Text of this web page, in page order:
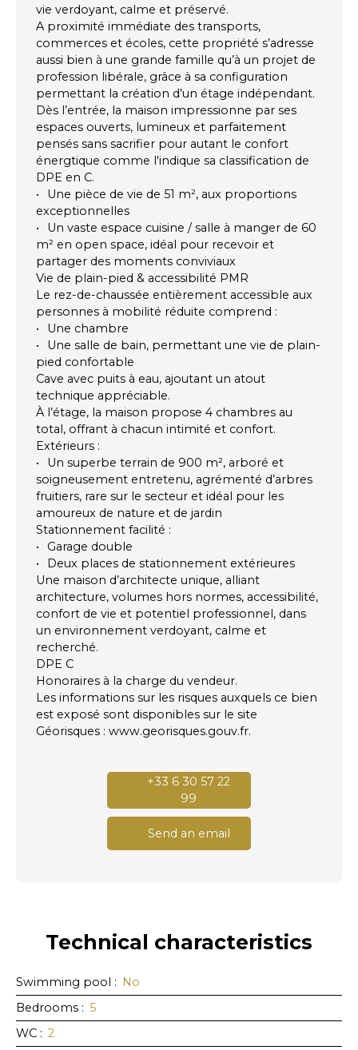
vie verdoyant, calme et préservé.
A proximité immédiate des transports,
commerces et écoles, cette propriété s’adresse
aussi bien à une grande famille qu’à un projet de
profession libérale, grâce à sa configuration
permettant la création d’un étage indépendant.
Dès l’entrée, la maison impressionne par ses
espaces ouverts, lumineux et parfaitement
pensés sans sacrifier pour autant le confort
énergtique comme l'indique sa classification de
DPE en C.
Une pièce de vie de 51 m², aux proportions
exceptionnelles
Un vaste espace cuisine / salle à manger de 60
m² en open space, idéal pour recevoir et
partager des moments conviviaux
Vie de plain-pied & accessibilité PMR
Le rez-de-chaussée entièrement accessible aux
personnes à mobilité réduite comprend :
Une chambre
Une salle de bain, permettant une vie de plain-
pied confortable
Cave avec puits à eau, ajoutant un atout
technique appréciable.
À l’étage, la maison propose 4 chambres au
total, offrant à chacun intimité et confort.
Extérieurs :
Un superbe terrain de 900 m², arboré et
soigneusement entretenu, agrémenté d’arbres
fruitiers, rare sur le secteur et idéal pour les
amoureux de nature et de jardin
Stationnement facilité :
Garage double
Deux places de stationnement extérieures
Une maison d’architecte unique, alliant
architecture, volumes hors normes, accessibilité,
confort de vie et potentiel professionnel, dans
un environnement verdoyant, calme et
recherché.
DPE C
Honoraires à la charge du vendeur.
Les informations sur les risques auxquels ce bien
est exposé sont disponibles sur le site
Géorisques : www.georisques.gouv.fr.
+33 6 30 57 22
99
Send an email
Technical characteristics
Swimming pool : No
Bedrooms : 5
WC : 2